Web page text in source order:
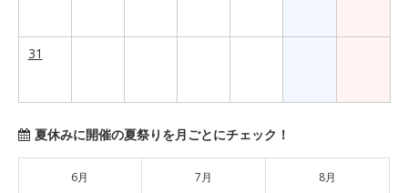
31
夏休みに開催の夏祭りを月ごとにチェック！
6月 7月 8月